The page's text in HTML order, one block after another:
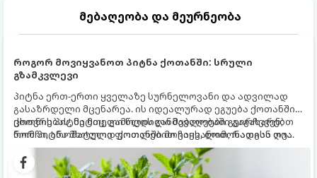
მებაღეობა და მეურნეობა
როგორ მოვიყვანოთ პიტნა ქოთანში: სრული
გზამკვლევი
პიტნა ერთ-ერთი ყველაზე სურნელოვანი და ადვილად
გასაზრდელი მცენარეა. ის იდეალურად ეგუება ქოთანში
ცხოვრებას, მეტიც, გამოცდილი მებაღეები გვირჩევენ,
რომ პიტნა მხოლოდ ქოთანში მოვიყვანოთ, რადგან ღია
გრუნტში (ბაღში) დარგვისას ის ფესვებით ძალიან
სწრაფად ვრცელდება და სხვა მცენარეებს ავიწროებს.
ქოთნის პიტნა მთელი წლის განმავლობაში გაგახარებთ
ნორჩი, არომატული ფოთლებით ჩაის, ლიმონათისა თუ
კერძებისთვის.